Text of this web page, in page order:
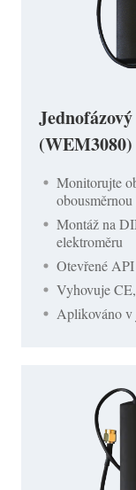
(WEM3080)
Monitorujte
Montáž na
elektroměru
Otevřené
Vyhovuje
Aplikováno v